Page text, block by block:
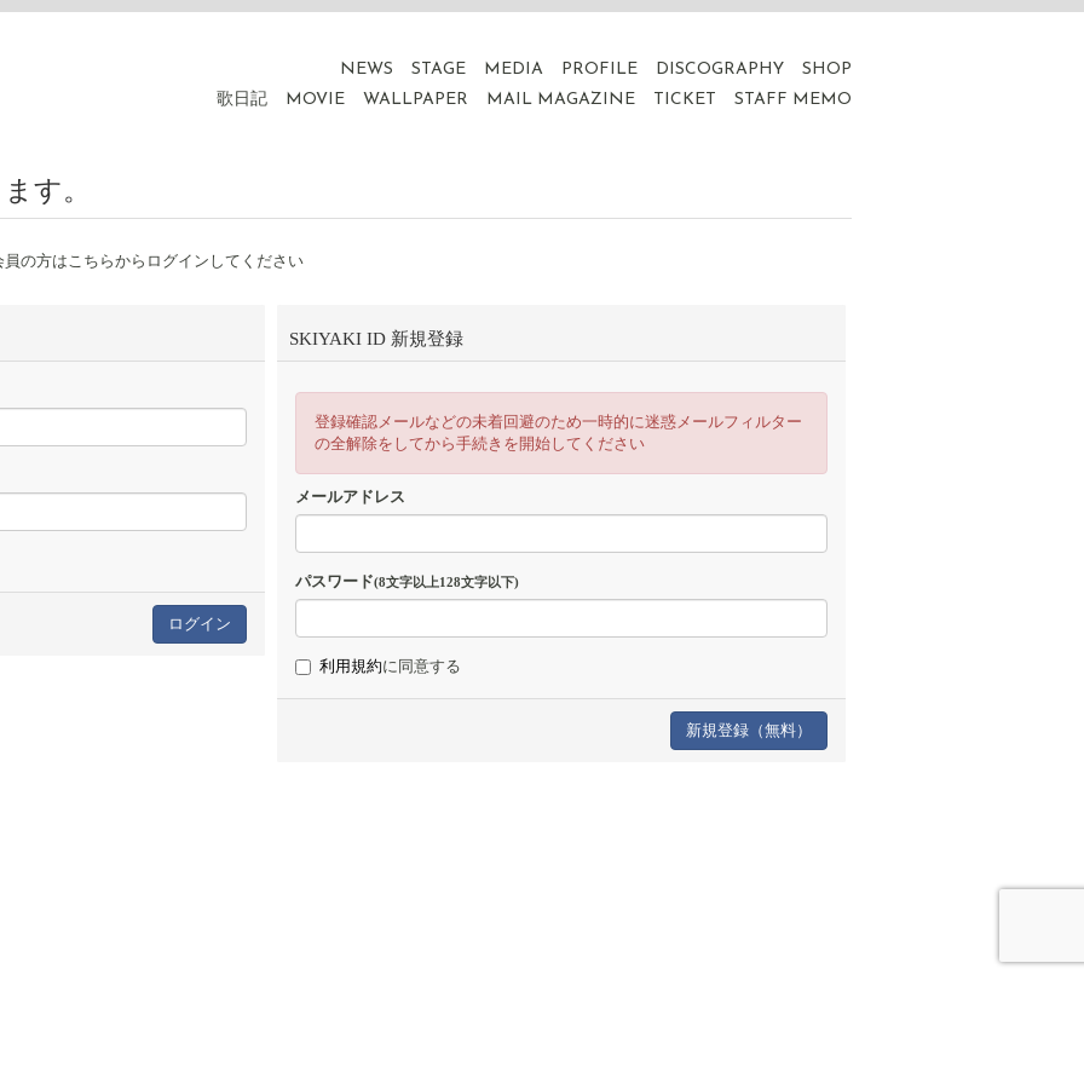
NEWS STAGE MEDIA PROFILE DISCOGRAPHY
SHOP
歌日記
MOVIE WALLPAPER MAIL MAGAZINE TICKET STAFF MEMO
す。
の方はこちらからログインしてください
SKIYAKI ID 新規登録
登録確認メールなどの未着回避のため一時的に迷惑メールフィルター
の全解除をしてから手続きを開始してください
メールアドレス
パスワード(8文字以上128文字以下)
利用規約に同意する